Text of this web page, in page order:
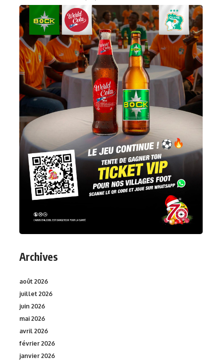
Archives
août 2026
juillet 2026
juin 2026
mai 2026
avril 2026
février 2026
janvier 2026